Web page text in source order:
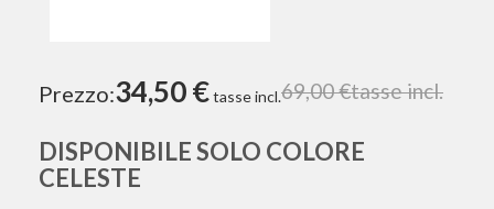
Prezzo:34,50 €tasse incl.69,00 €tasse incl.
DISPONIBILE SOLO COLORE
CELESTE